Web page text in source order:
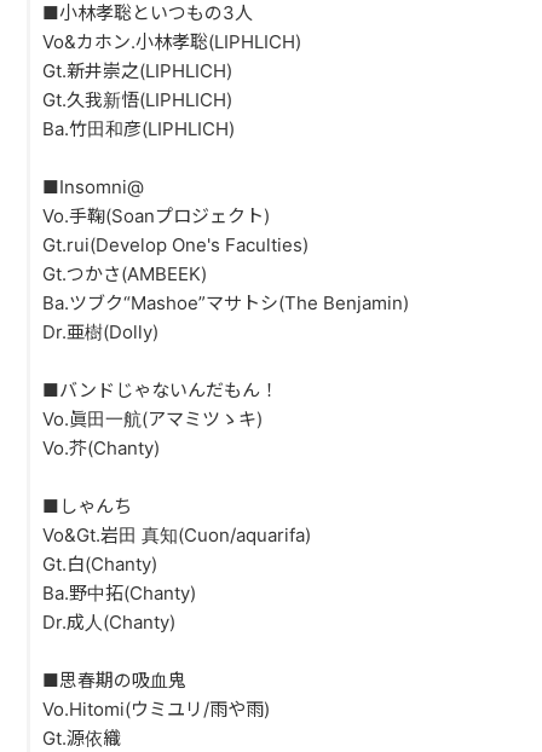
MESSAGE
■小林孝聡といつもの3人
Vo&カホン.小林孝聡(LIPHLICH)
Gt.新井崇之(LIPHLICH)
Gt.久我新悟(LIPHLICH)
Ba.竹田和彦(LIPHLICH)
■Insomni@
Vo.手鞠(Soanプロジェクト)
Gt.rui(Develop One's Faculties)
Gt.つかさ(AMBEEK)
Ba.ツブク“Mashoe”マサトシ(The Benjamin)
Dr.亜樹(Dolly)
■バンドじゃないんだもん！
Vo.眞田一航(アマミツゝキ)
Vo.芥(Chanty)
■しゃんち
Vo&Gt.岩田 真知(Cuon/aquarifa)
Gt.白(Chanty)
Ba.野中拓(Chanty)
Dr.成人(Chanty)
■思春期の吸血鬼
Vo.Hitomi(ウミユリ/雨や雨)
Gt.源依織